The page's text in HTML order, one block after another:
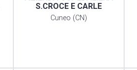
S.CROCE E CARLE
Cuneo (CN)